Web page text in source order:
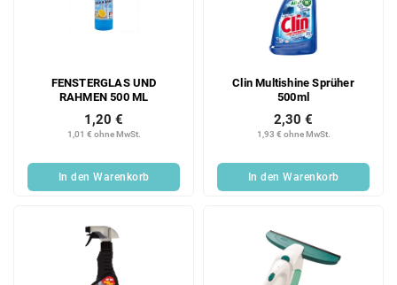
FENSTERGLAS UND
RAHMEN 500 ML
1,01 € ohne MwSt.
1,20 €
In den Warenkorb
Clin Multishine Sprüher
500ml
1,93 € ohne MwSt.
2,30 €
In den Warenkorb